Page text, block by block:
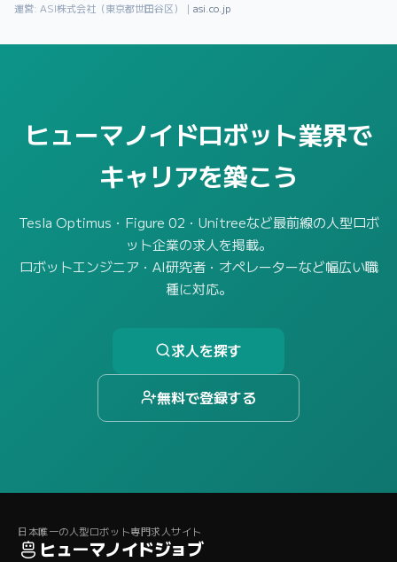
運営: ASI株式会社（東京都世田谷区）｜ asi.co.jp
ヒューマノイドロボット業界で
キャリアを築こう
Tesla Optimus・Figure 02・Unitreeなど最前線の人型ロボ
ット企業の求人を掲載。
ロボットエンジニア・AI研究者・オペレーターなど幅広い職
種に対応。
求人を探す
無料で登録する
日本唯一の人型ロボット専門求人サイト
ヒューマノイドジョブ